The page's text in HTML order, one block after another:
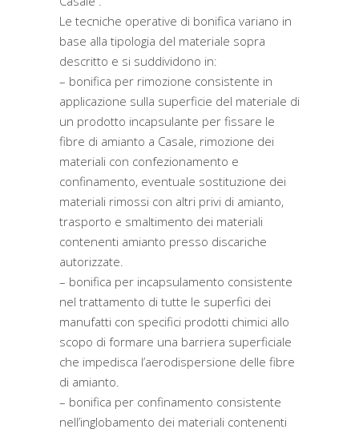
Le tecniche operative di bonifica variano in
base alla tipologia del materiale sopra
descritto e si suddividono in:
– bonifica per rimozione consistente in
applicazione sulla superficie del materiale di
un prodotto incapsulante per fissare le
fibre di amianto a Casale, rimozione dei
materiali con confezionamento e
confinamento, eventuale sostituzione dei
materiali rimossi con altri privi di amianto,
trasporto e smaltimento dei materiali
contenenti amianto presso discariche
autorizzate.
– bonifica per incapsulamento consistente
nel trattamento di tutte le superfici dei
manufatti con specifici prodotti chimici allo
scopo di formare una barriera superficiale
che impedisca l’aerodispersione delle fibre
di amianto.
– bonifica per confinamento consistente
nell’inglobamento dei materiali contenenti